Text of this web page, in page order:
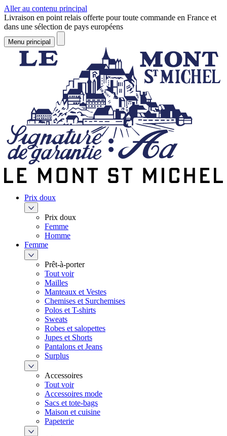
Aller au contenu principal
Livraison en point relais offerte pour toute commande en France et
dans une sélection de pays européens
Menu principal
Prix doux
Prix doux
Femme
Homme
Femme
Prêt-à-porter
Tout voir
Mailles
Manteaux et Vestes
Chemises et Surchemises
Polos et T-shirts
Sweats
Robes et salopettes
Jupes et Shorts
Pantalons et Jeans
Surplus
Accessoires
Tout voir
Accessoires mode
Sacs et tote-bags
Maison et cuisine
Papeterie